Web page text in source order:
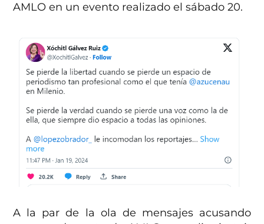
AMLO en un evento realizado el sábado 20.
A la par de la ola de mensajes acusando